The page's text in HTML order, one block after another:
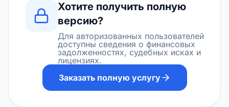
Хотите получить полную
версию?
Для авторизованных пользователей
доступны сведения о финансовых
задолженностях, судебных исках и
лицензиях.
Заказать полную услугу